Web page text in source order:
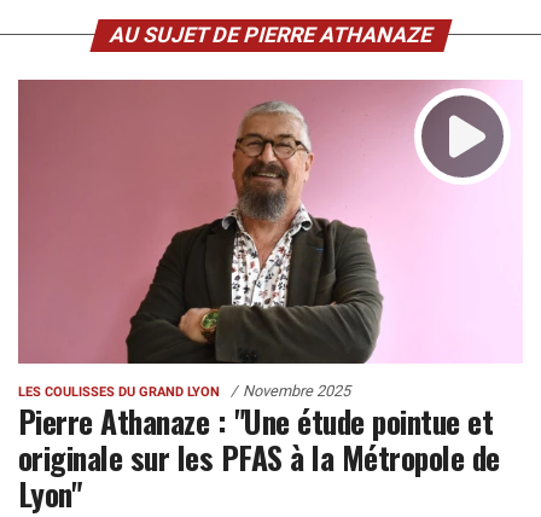
AU SUJET DE PIERRE ATHANAZE
LES COULISSES DU GRAND LYON Novembre 2025
Pierre Athanaze : "Une étude pointue et
originale sur les PFAS à la Métropole de
Lyon"